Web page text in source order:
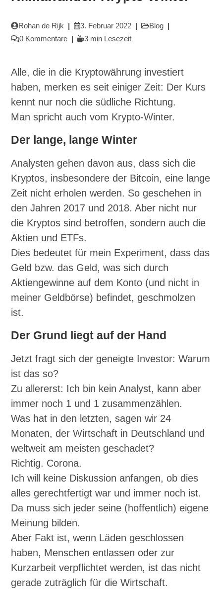
Beitrags-
Autor:
Rohan de Rijk
Beitrag
veröffentlicht:
3. Februar 2022
Beitrags-
Blog
Beitrags-
0 Kommentare Lesedauer:
3 min Lesezeit
Alle, die in die Kryptowährung investiert
haben, merken es seit einiger Zeit: Der Kurs
kennt nur noch die südliche Richtung.
Man spricht auch vom Krypto-Winter.
Der lange, lange Winter
Analysten gehen davon aus, dass sich die
Kryptos, insbesondere der Bitcoin, eine lange
Zeit nicht erholen werden. So geschehen in
den Jahren 2017 und 2018. Aber nicht nur
die Kryptos sind betroffen, sondern auch die
Aktien und ETFs.
Dies bedeutet für mein Experiment, dass das
Geld bzw. das Geld, was sich durch
Aktiengewinne auf dem Konto (und nicht in
meiner Geldbörse) befindet, geschmolzen
ist.
Der Grund liegt auf der Hand
Jetzt fragt sich der geneigte Investor: Warum
ist das so?
Zu allererst: Ich bin kein Analyst, kann aber
immer noch 1 und 1 zusammenzählen.
Was hat in den letzten, sagen wir 24
Monaten, der Wirtschaft in Deutschland und
weltweit am meisten geschadet?
Richtig. Corona.
Ich will keine Diskussion anfangen, ob dies
alles gerechtfertigt war und immer noch ist.
Da muss sich jeder seine (hoffentlich) eigene
Meinung bilden.
Aber Fakt ist, wenn Läden geschlossen
haben, Menschen entlassen oder zur
Kurzarbeit verpflichtet werden, ist das nicht
gerade zuträglich für die Wirtschaft.